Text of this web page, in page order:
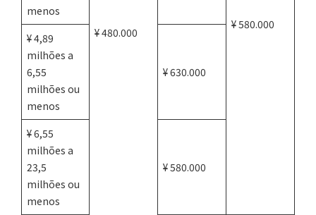
¥ 480.000
¥ 580.000
menos
¥ 4,89
milhões a
6,55
milhões ou
menos
¥ 630.000
¥ 6,55
milhões a
23,5
milhões ou
menos
¥ 580.000